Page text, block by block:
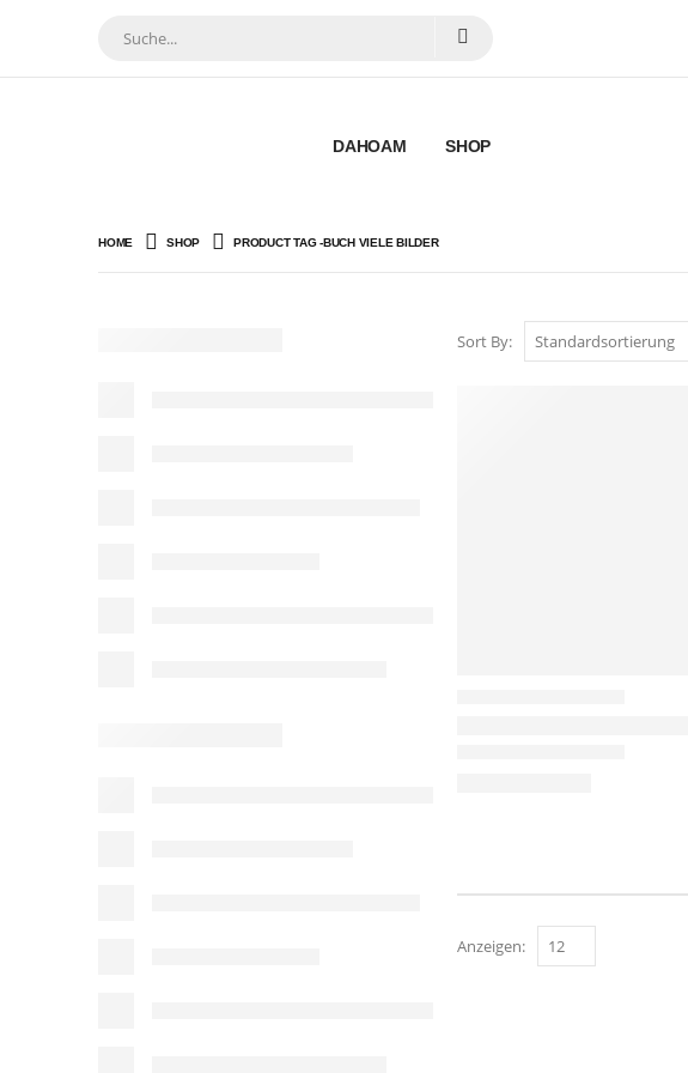
DAHOAM SHOP
HOME SHOP PRODUCT TAG -BUCH VIELE BILDER
Sort By:
Anzeigen: